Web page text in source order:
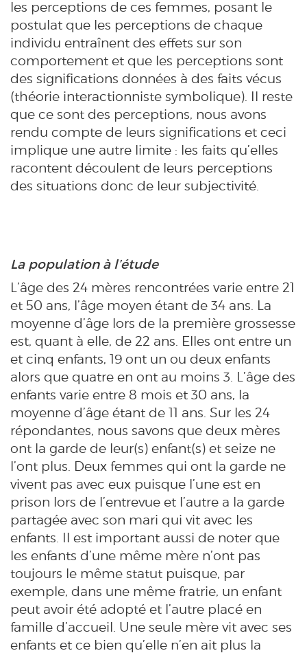
les perceptions de ces femmes, posant le
postulat que les perceptions de chaque
individu entraînent des effets sur son
comportement et que les perceptions sont
des significations données à des faits vécus
(théorie interactionniste symbolique). Il reste
que ce sont des perceptions, nous avons
rendu compte de leurs significations et ceci
implique une autre limite : les faits qu’elles
racontent découlent de leurs perceptions
des situations donc de leur subjectivité.
La population à l’étude
L’âge des 24 mères rencontrées varie entre 21
et 50 ans, l’âge moyen étant de 34 ans. La
moyenne d’âge lors de la première grossesse
est, quant à elle, de 22 ans. Elles ont entre un
et cinq enfants, 19 ont un ou deux enfants
alors que quatre en ont au moins 3. L’âge des
enfants varie entre 8 mois et 30 ans, la
moyenne d’âge étant de 11 ans. Sur les 24
répondantes, nous savons que deux mères
ont la garde de leur(s) enfant(s) et seize ne
l’ont plus. Deux femmes qui ont la garde ne
vivent pas avec eux puisque l’une est en
prison lors de l’entrevue et l’autre a la garde
partagée avec son mari qui vit avec les
enfants. Il est important aussi de noter que
les enfants d’une même mère n’ont pas
toujours le même statut puisque, par
exemple, dans une même fratrie, un enfant
peut avoir été adopté et l’autre placé en
famille d’accueil. Une seule mère vit avec ses
enfants et ce bien qu’elle n’en ait plus la